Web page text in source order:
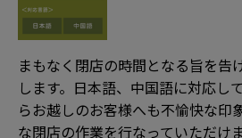
まもなく閉店の時間となる旨を告
します。日本語、中国語に対応し
らお越しのお客様へも不愉快な印
な閉店の作業を行なっていただけま